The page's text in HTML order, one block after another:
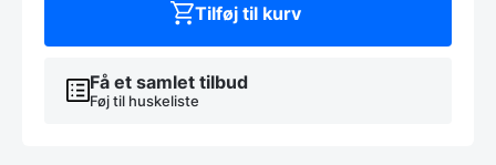
top
TS40Få et samlet tilbud
Føj til huskeliste
Tilføj til kurv